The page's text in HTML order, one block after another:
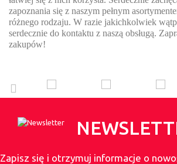
zapoznania się z naszym pełnym
różnego rodzaju. W razie jakichkolwiek
serdecznie do kontaktu z naszą obsługą.
zakupów!
Zapisz się i otrzymuj informacje o